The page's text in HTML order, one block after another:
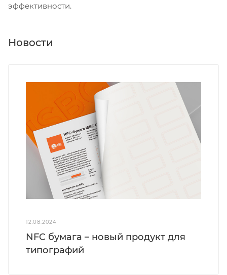
эффективности.
Новости
12.08.2024
NFC бумага – новый продукт для
типографий